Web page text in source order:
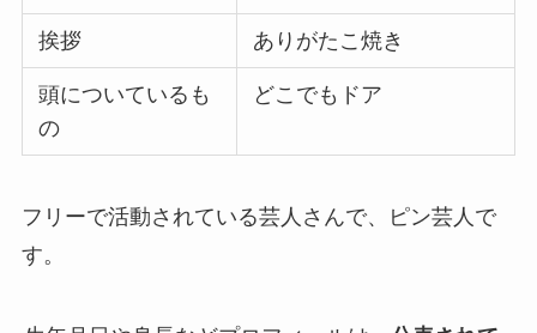
挨拶 ありがたこ焼き
頭についているも
の
どこでもドア
フリーで活動されている芸人さんで、ピン芸人で
す。